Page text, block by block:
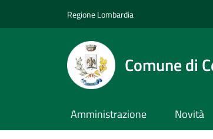
Regione Lombardia
Comune di
Amministrazione Novità